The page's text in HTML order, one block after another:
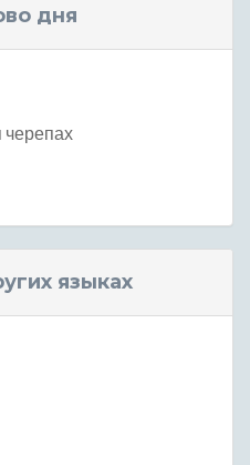
дня
языках